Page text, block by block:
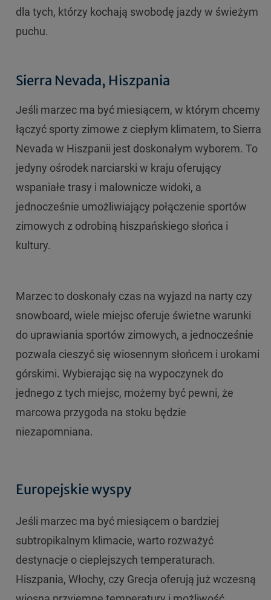
dla tych, którzy kochają swobodę jazdy w świeżym
puchu.
Sierra Nevada, Hiszpania
Jeśli marzec ma być miesiącem, w którym chcemy
łączyć sporty zimowe z ciepłym klimatem, to Sierra
Nevada w Hiszpanii jest doskonałym wyborem. To
jedyny ośrodek narciarski w kraju oferujący
wspaniałe trasy i malownicze widoki, a
jednocześnie umożliwiający połączenie sportów
zimowych z odrobiną hiszpańskiego słońca i
kultury.
Marzec to doskonały czas na wyjazd na narty czy
snowboard, wiele miejsc oferuje świetne warunki
do uprawiania sportów zimowych, a jednocześnie
pozwala cieszyć się wiosennym słońcem i urokami
górskimi. Wybierając się na wypoczynek do
jednego z tych miejsc, możemy być pewni, że
marcowa przygoda na stoku będzie
niezapomniana.
Europejskie wyspy
Jeśli marzec ma być miesiącem o bardziej
subtropikalnym klimacie, warto rozważyć
destynacje o cieplejszych temperaturach.
Hiszpania, Włochy, czy Grecja oferują już wczesną